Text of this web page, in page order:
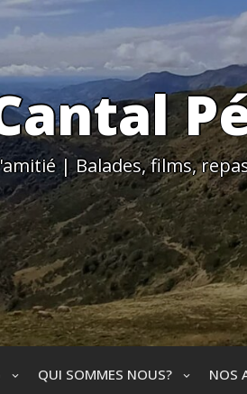
| Balades, films,
QUI SOMMES NOUS? NOS